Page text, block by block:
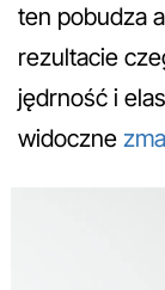
ten pobudza
rezultacie
jędrność i
widoczne